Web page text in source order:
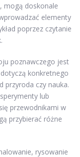
mogą doskonale
elementy
poprzez czytanie
poznawczego jest
konkretnego
przyroda czy nauka.
lub
przewodnikami w
przybierać różne
rysowanie